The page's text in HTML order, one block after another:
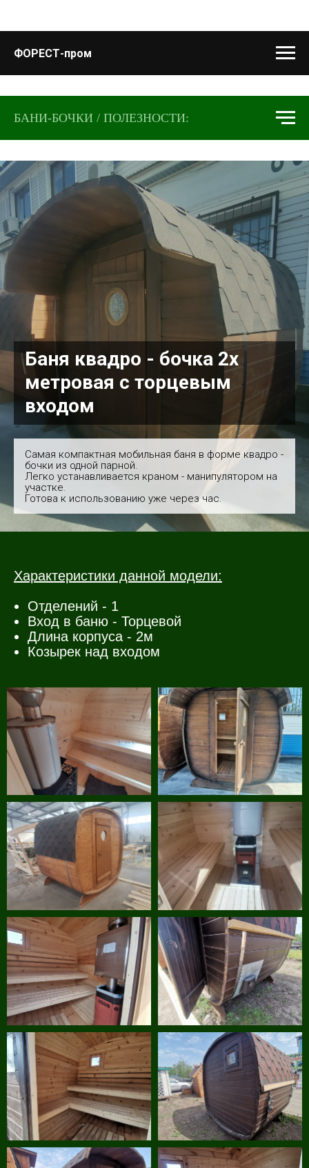
ФОРЕСТ-пром
БАНИ-БОЧКИ / ПОЛЕЗНОСТИ:
Баня квадро - бочка 2х
метровая с торцевым
входом
Самая компактная мобильная баня в форме квадро -
бочки из одной парной.
Легко устанавливается краном - манипулятором на
участке.
Готова к использованию уже через час.
Характеристики данной модели:
Отделений - 1
Вход в баню - Торцевой
Длина корпуса - 2м
Козырек над входом